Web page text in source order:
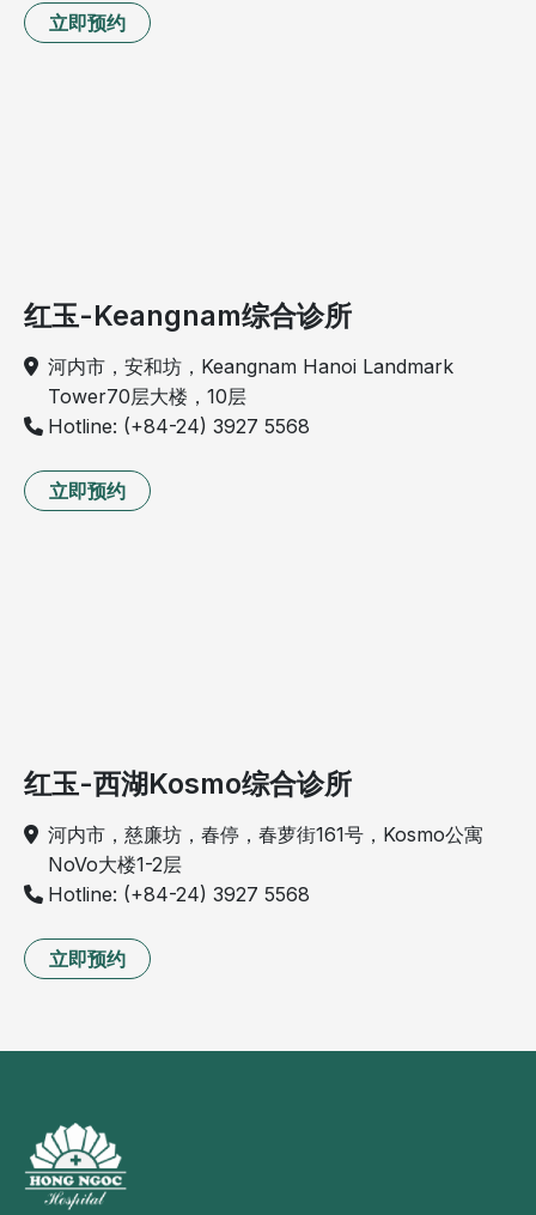
立即预约
红玉-Keangnam综合诊所
河内市，安和坊，Keangnam Hanoi Landmark
Tower70层大楼，10层
Hotline: (+84-24) 3927 5568
立即预约
红玉-西湖Kosmo综合诊所
河内市，慈廉坊，春停，春萝街161号，Kosmo公寓
NoVo大楼1-2层
Hotline: (+84-24) 3927 5568
立即预约